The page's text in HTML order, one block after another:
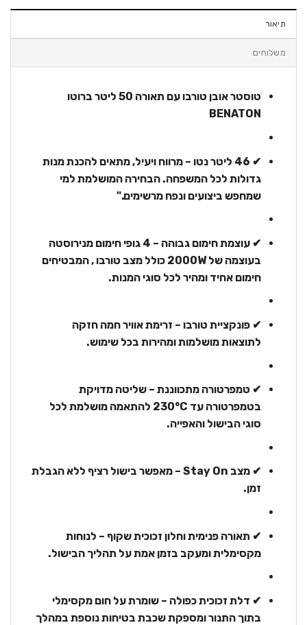
תיאור
משלוחים
טוסטר אובן טורבו עם תאורה 50 ליטר ברוטו
BENATON
✔ 46 ליטר נטו – מרווח ויעיל, מתאים להכנת מנות
גדולות לכל המשפחה. הבחירה המושלמת למי
שמחפש ביצועים ונפח מרשימים."
✔ עוצמת חימום גבוהה – 4 גופי חימום מנירוסטה
בעוצמה של 2000W כולל מצב טורבו , המבטיחים
חימום אחיד ומהיר לכל סוגי המנות.
✔ פונקציית טורבו – זרימת אוויר חמה חזקה
לתוצאות מושלמות ומהירות בכל שימוש.
✔ טמפרטורה מתכווננת – שליטה מדויקת
בטמפרטורה עד 230°C להתאמה מושלמת לכל
סוגי הבישול והאפייה.
✔ מצב Stay On – מאפשר בישול רציף ללא הגבלת
זמן.
✔ תאורה פנימית וחלון זכוכית שקוף – לנוחות
מקסימלית ומעקב בזמן אמת על תהליך הבישול.
✔ דלת זכוכית כפולה – שומרת על חום מקסימלי
בתוך התנור ומספקת שכבת בטיחות נוספת במהלך